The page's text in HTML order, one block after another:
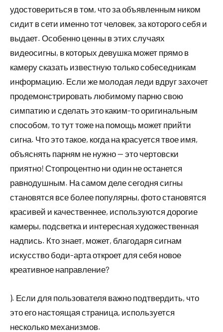
удостовериться в том, что за объявленным ником
сидит в сети именно тот человек, за которого себя и
выдает. Особенно ценны в этих случаях
видеосигны, в которых девушка может прямо в
камеру сказать известную только собеседникам
информацию. Если же молодая леди вдруг захочет
продемонстрировать любимому парню свою
симпатию и сделать это каким-то оригинальным
способом, то тут тоже на помощь может прийти
сигна. Что это такое, когда на красуется твое имя,
объяснять парням не нужно — это чертовски
приятно! Стопроцентно ни один не останется
равнодушным. На самом деле сегодня сигны
становятся все более популярны, фото становятся
красивей и качественнее, используются дорогие
камеры, подсветка и интересная художественная
надпись. Кто знает, может, благодаря сигнам
искусство боди-арта откроет для себя новое
креативное направление?
). Если для пользователя важно подтвердить, что
это его настоящая страница, используется
несколько механизмов.